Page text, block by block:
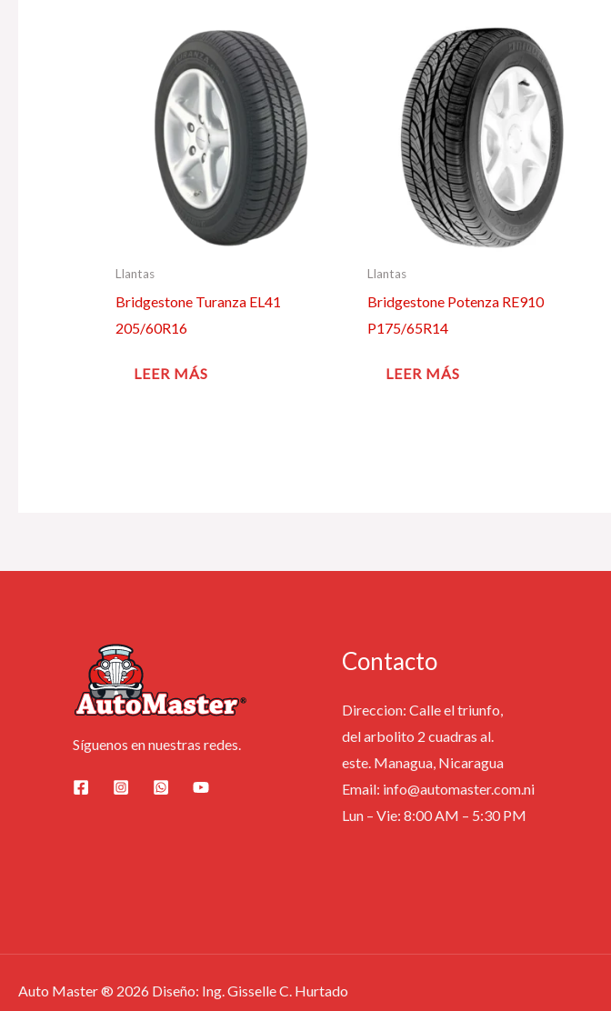
Llantas
Bridgestone Turanza EL41
205/60R16
LEER MÁS
Llantas
Bridgestone Potenza RE910
P175/65R14
LEER MÁS
Síguenos en nuestras redes.
Contacto
Direccion: Calle el triunfo,
del arbolito 2 cuadras al.
este. Managua, Nicaragua
Email: info@automaster.com.ni
Lun – Vie: 8:00 AM – 5:30 PM
Auto Master ® 2026 Diseño: Ing. Gisselle C. Hurtado